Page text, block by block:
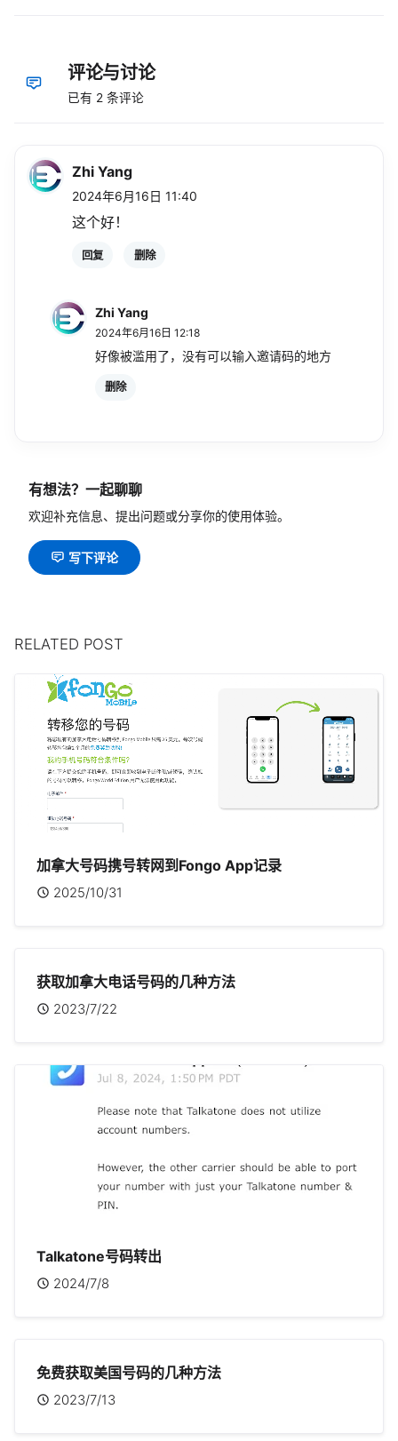
评论与讨论
已有 2 条评论
Zhi Yang
2024年6月16日 11:40
这个好！
回复 删除
Zhi Yang
2024年6月16日 12:18
好像被滥用了，没有可以输入邀请码的地方
删除
有想法？一起聊聊
欢迎补充信息、提出问题或分享你的使用体验。
写下评论
RELATED POST
加拿大号码携号转网到Fongo App记录
2025/10/31
获取加拿大电话号码的几种方法
2023/7/22
Talkatone号码转出
2024/7/8
免费获取美国号码的几种方法
2023/7/13